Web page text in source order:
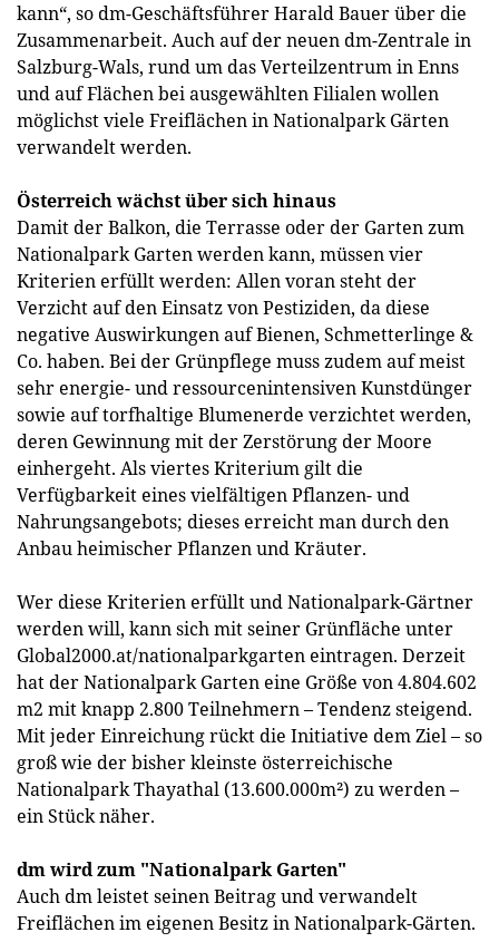
kann“, so dm-Geschäftsführer Harald Bauer über die
Zusammenarbeit. Auch auf der neuen dm-Zentrale in
Salzburg-Wals, rund um das Verteilzentrum in Enns
und auf Flächen bei ausgewählten Filialen wollen
möglichst viele Freiflächen in Nationalpark Gärten
verwandelt werden.
Österreich wächst über sich hinaus
Damit der Balkon, die Terrasse oder der Garten zum
Nationalpark Garten werden kann, müssen vier
Kriterien erfüllt werden: Allen voran steht der
Verzicht auf den Einsatz von Pestiziden, da diese
negative Auswirkungen auf Bienen, Schmetterlinge &
Co. haben. Bei der Grünpflege muss zudem auf meist
sehr energie- und ressourcenintensiven Kunstdünger
sowie auf torfhaltige Blumenerde verzichtet werden,
deren Gewinnung mit der Zerstörung der Moore
einhergeht. Als viertes Kriterium gilt die
Verfügbarkeit eines vielfältigen Pflanzen- und
Nahrungsangebots; dieses erreicht man durch den
Anbau heimischer Pflanzen und Kräuter.
Wer diese Kriterien erfüllt und Nationalpark-Gärtner
werden will, kann sich mit seiner Grünfläche unter
Global2000.at/nationalparkgarten eintragen. Derzeit
hat der Nationalpark Garten eine Größe von 4.804.602
m2 mit knapp 2.800 Teilnehmern – Tendenz steigend.
Mit jeder Einreichung rückt die Initiative dem Ziel – so
groß wie der bisher kleinste österreichische
Nationalpark Thayathal (13.600.000m²) zu werden –
ein Stück näher.
dm wird zum "Nationalpark Garten"
Auch dm leistet seinen Beitrag und verwandelt
Freiflächen im eigenen Besitz in Nationalpark-Gärten.